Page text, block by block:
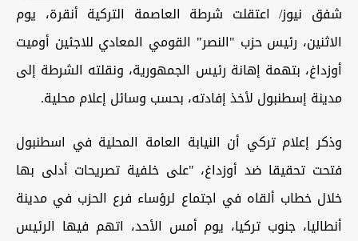
شفق نيوز/ اعتقلت شرطة العاصمة التركية أنقرة، يوم
الاثنين، رئيس حزب "النصر" القومي المعادي للاجئين أوميت
أوزداغ، بتهمة إهانة رئيس الجمهورية، ونقلته الشرطة إلى
مدينة إسطنبول لأخذ إفادته، بحسب وسائل إعلام محلية.
وذكر إعلام تركي أن النيابة العامة المحلية في اسطنبول
فتحت تحقيقا ضد أوزداغ، "على خلفية تصريحات أدلى بها
خلال خطاب ألقاه في اجتماع لرؤساء فرع الحزب في مدينة
أنطاليا، جنوب تركيا، يوم أمس الأحد، اتهم فيها الرئيس